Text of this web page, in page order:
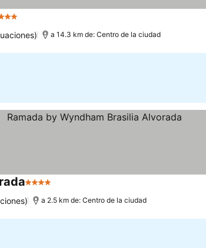
Estrellas
a 14.3 km de: Centro de la ciudad
4 Estrellas
a 2.5 km de: Centro de la ciudad